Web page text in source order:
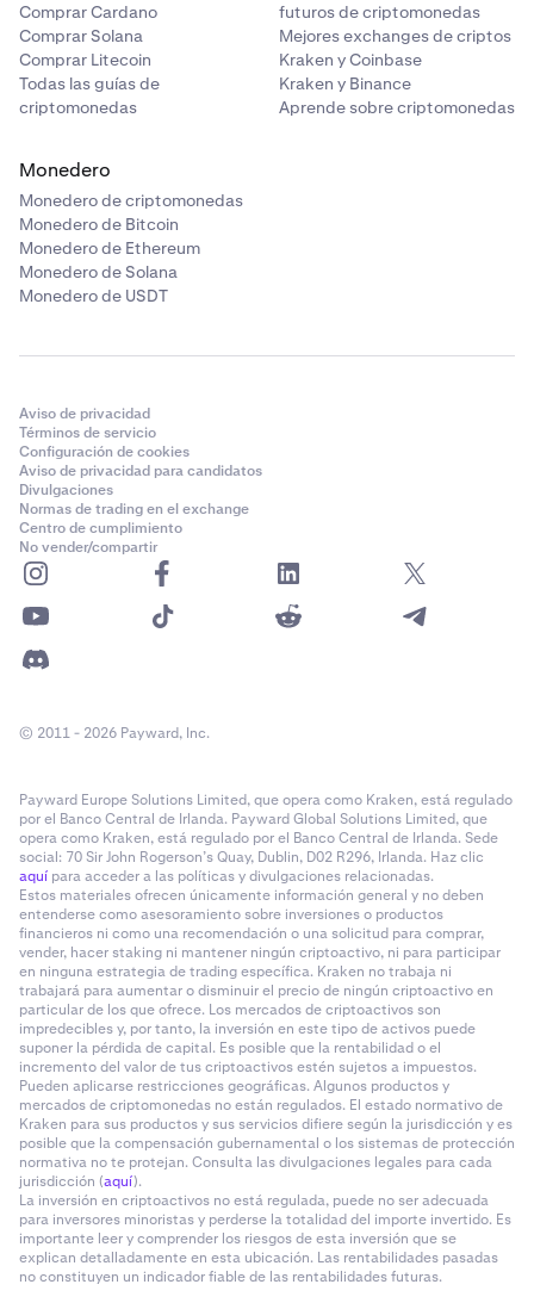
Comprar Cardano
Comprar Solana
Comprar Litecoin
Todas las guías de
criptomonedas
futuros de criptomonedas
Mejores exchanges de criptos
Kraken y Coinbase
Kraken y Binance
Aprende sobre criptomonedas
Monedero
Monedero de criptomonedas
Monedero de Bitcoin
Monedero de Ethereum
Monedero de Solana
Monedero de USDT
Aviso de privacidad
Términos de servicio
Configuración de cookies
Aviso de privacidad para candidatos
Divulgaciones
Normas de trading en el exchange
Centro de cumplimiento
No vender/compartir
© 2011 - 2026 Payward, Inc.
Payward Europe Solutions Limited, que opera como Kraken, está regulado
por el Banco Central de Irlanda. Payward Global Solutions Limited, que
opera como Kraken, está regulado por el Banco Central de Irlanda. Sede
social: 70 Sir John Rogerson’s Quay, Dublin, D02 R296, Irlanda. Haz clic
aquí para acceder a las políticas y divulgaciones relacionadas.
Estos materiales ofrecen únicamente información general y no deben
entenderse como asesoramiento sobre inversiones o productos
financieros ni como una recomendación o una solicitud para comprar,
vender, hacer staking ni mantener ningún criptoactivo, ni para participar
en ninguna estrategia de trading específica. Kraken no trabaja ni
trabajará para aumentar o disminuir el precio de ningún criptoactivo en
particular de los que ofrece. Los mercados de criptoactivos son
impredecibles y, por tanto, la inversión en este tipo de activos puede
suponer la pérdida de capital. Es posible que la rentabilidad o el
incremento del valor de tus criptoactivos estén sujetos a impuestos.
Pueden aplicarse restricciones geográficas. Algunos productos y
mercados de criptomonedas no están regulados. El estado normativo de
Kraken para sus productos y sus servicios difiere según la jurisdicción y es
posible que la compensación gubernamental o los sistemas de protección
normativa no te protejan. Consulta las divulgaciones legales para cada
jurisdicción (aquí).
La inversión en criptoactivos no está regulada, puede no ser adecuada
para inversores minoristas y perderse la totalidad del importe invertido. Es
importante leer y comprender los riesgos de esta inversión que se
explican detalladamente en esta ubicación. Las rentabilidades pasadas
no constituyen un indicador fiable de las rentabilidades futuras.